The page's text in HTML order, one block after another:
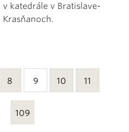
v katedrále v Bratislave-
Krasňanoch.
8 9 10 11
109